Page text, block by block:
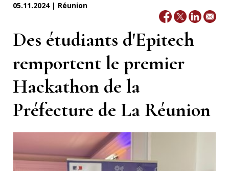
05.11.2024 | Réunion
Des étudiants d'Epitech
remportent le premier
Hackathon de la
Préfecture de La Réunion